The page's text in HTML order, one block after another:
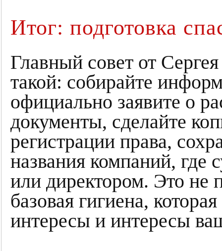
Итог: подготовка
Главный совет от
такой: собирайте
официально заявите о
документы, сделайте
регистрации права,
названия компаний, где
или директором. Это не
базовая гигиена,
интересы и интересы